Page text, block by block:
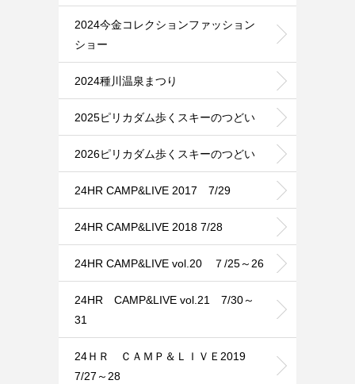
2024今金コレクションファッション
ショー
2024種川温泉まつり
2025ピリカダム歩くスキーのつどい
2026ピリカダム歩くスキーのつどい
24HR CAMP&LIVE 2017 7/29
24HR CAMP&LIVE 2018 7/28
24HR CAMP&LIVE vol.20 ７/25～26
24HR CAMP&LIVE vol.21 7/30～
31
24ＨＲ ＣＡＭＰ＆ＬＩＶＥ2019
7/27～28